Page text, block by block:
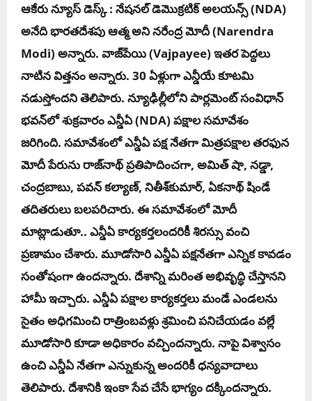
ఆకేరు న్యూస్ డెస్క్ : నేష‌న‌ల్ డెమొక్ర‌టిక్ అల‌య‌న్స్ (NDA)
అనేది భార‌త‌దేశ‌పు ఆత్మ అని న‌రేంద్ర మోదీ (Narendra
Modi) అన్నారు. వాజ్‌పేయి (Vajpayee) ఇత‌ర పెద్దలు
నాటిన విత్త‌నం అన్నారు. 30 ఏళ్లుగా ఎన్డీయే కూట‌మి
న‌డుస్తోందని తెలిపారు. న్యూఢిల్లీలోని పార్ల‌మెంట్ సంవిధాన్
భ‌వ‌న్‌లో శుక్ర‌వారం ఎన్డీఏ (NDA) ప‌క్షాల స‌మావేశం
జ‌రిగింది. స‌మావేశంలో ఎన్డీఏ ప‌క్ష నేత‌గా మిత్ర‌ప‌క్షాల త‌ర‌ఫున
మోదీ పేరును రాజ్‌నాథ్ ప్ర‌తిపాదించ‌గా, అమిత్ షా, న‌డ్డా,
చంద్ర‌బాబు, ప‌వ‌న్ క‌ల్యాణ్‌, నితీశ్‌కుమార్‌, ఏక‌నాథ్ షిండే
త‌దిత‌రులు బ‌ల‌ప‌రిచారు. ఈ స‌మావేశంలో మోదీ
మాట్లాడుతూ.. ఎన్డీఏ కార్య‌క‌ర్త‌లంద‌రికీ శిర‌స్సు వంచి
ప్ర‌ణామం చేశారు. మూడోసారి ఎన్డీఏ ప‌క్ష‌నేత‌గా ఎన్నిక కావ‌డం
సంతోషంగా ఉంద‌న్నారు. దేశాన్ని మ‌రింత అభివృద్ధి చేస్తాన‌ని
హామీ ఇచ్చారు. ఎన్డీఏ ప‌క్షాల కార్య‌క‌ర్త‌లు మండే ఎండ‌ల‌ను
సైతం అధిగ‌మించి రాత్రింబ‌వ‌ళ్లు శ్ర‌మించి ప‌నిచేయ‌డం వ‌ల్లే
మూడోసారి కూడా అధికారం వ‌చ్చింద‌న్నారు. నాపై విశ్వాసం
ఉంచి ఎన్డీఏ నేత‌గా ఎన్నుకున్న అంద‌రికీ ధ‌న్య‌వాదాలు
తెలిపారు. దేశానికి ఇంకా సేవ చేసే భాగ్యం ద‌క్కిందన్నారు.